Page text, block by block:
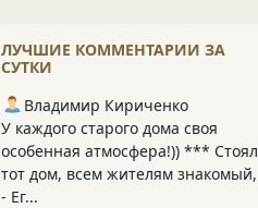
ЛУЧШИЕ КОММЕНТАРИИ ЗА
СУТКИ
Владимир Кириченко
У каждого старого дома своя
особенная атмосфера!)) *** Стоял
тот дом, всем жителям знакомый,
- Ег...